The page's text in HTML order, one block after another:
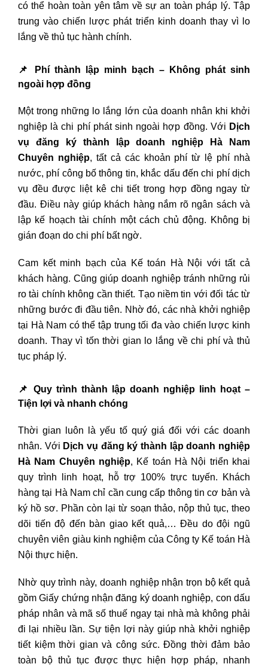
có thể hoàn toàn yên tâm về sự an toàn pháp lý. Tập
trung vào chiến lược phát triển kinh doanh thay vì lo
lắng về thủ tục hành chính.
📌
Phí thành lập minh bạch – Không phát sinh
ngoài hợp đồng
Một trong những lo lắng lớn của doanh nhân khi khởi
nghiệp là chi phí phát sinh ngoài hợp đồng. Với Dịch
vụ đăng ký thành lập doanh nghiệp Hà Nam
Chuyên nghiệp, tất cả các khoản phí từ lệ phí nhà
nước, phí công bố thông tin, khắc dấu đến chi phí dịch
vụ đều được liệt kê chi tiết trong hợp đồng ngay từ
đầu. Điều này giúp khách hàng nắm rõ ngân sách và
lập kế hoạch tài chính một cách chủ động. Không bị
gián đoạn do chi phí bất ngờ.
Cam kết minh bạch của Kế toán Hà Nội với tất cả
khách hàng. Cũng giúp doanh nghiệp tránh những rủi
ro tài chính không cần thiết. Tạo niềm tin với đối tác từ
những bước đi đầu tiên. Nhờ đó, các nhà khởi nghiệp
tại Hà Nam có thể tập trung tối đa vào chiến lược kinh
doanh. Thay vì tốn thời gian lo lắng về chi phí và thủ
tục pháp lý.
📌 Quy trình thành lập doanh nghiệp linh hoạt –
Tiện lợi và nhanh chóng
Thời gian luôn là yếu tố quý giá đối với các doanh
nhân. Với Dịch vụ đăng ký thành lập doanh nghiệp
Hà Nam Chuyên nghiệp, Kế toán Hà Nội triển khai
quy trình linh hoạt, hỗ trợ 100% trực tuyến. Khách
hàng tại Hà Nam chỉ cần cung cấp thông tin cơ bản và
ký hồ sơ. Phần còn lại từ soạn thảo, nộp thủ tục, theo
dõi tiến độ đến bàn giao kết quả,… Đều do đội ngũ
chuyên viên giàu kinh nghiệm của Công ty Kế toán Hà
Nội thực hiện.
Nhờ quy trình này, doanh nghiệp nhận trọn bộ kết quả
gồm Giấy chứng nhận đăng ký doanh nghiệp, con dấu
pháp nhân và mã số thuế ngay tại nhà mà không phải
đi lại nhiều lần. Sự tiện lợi này giúp nhà khởi nghiệp
tiết kiệm thời gian và công sức. Đồng thời đảm bảo
toàn bộ thủ tục được thực hiện hợp pháp, nhanh